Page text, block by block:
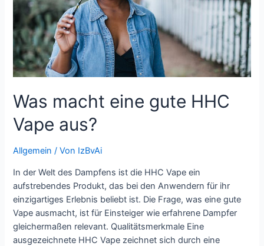
Was macht eine gute HHC
Vape aus?
Allgemein / Von IzBvAi
In der Welt des Dampfens ist die HHC Vape ein
aufstrebendes Produkt, das bei den Anwendern für ihr
einzigartiges Erlebnis beliebt ist. Die Frage, was eine gute
Vape ausmacht, ist für Einsteiger wie erfahrene Dampfer
gleichermaßen relevant. Qualitätsmerkmale Eine
ausgezeichnete HHC Vape zeichnet sich durch eine